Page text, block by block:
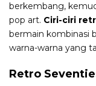
berkembang,
pop art. Ciri-ciri
bermain kombinasi
warna-warna yang
Retro